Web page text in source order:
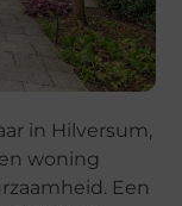
in Hilversum,
woning
Een